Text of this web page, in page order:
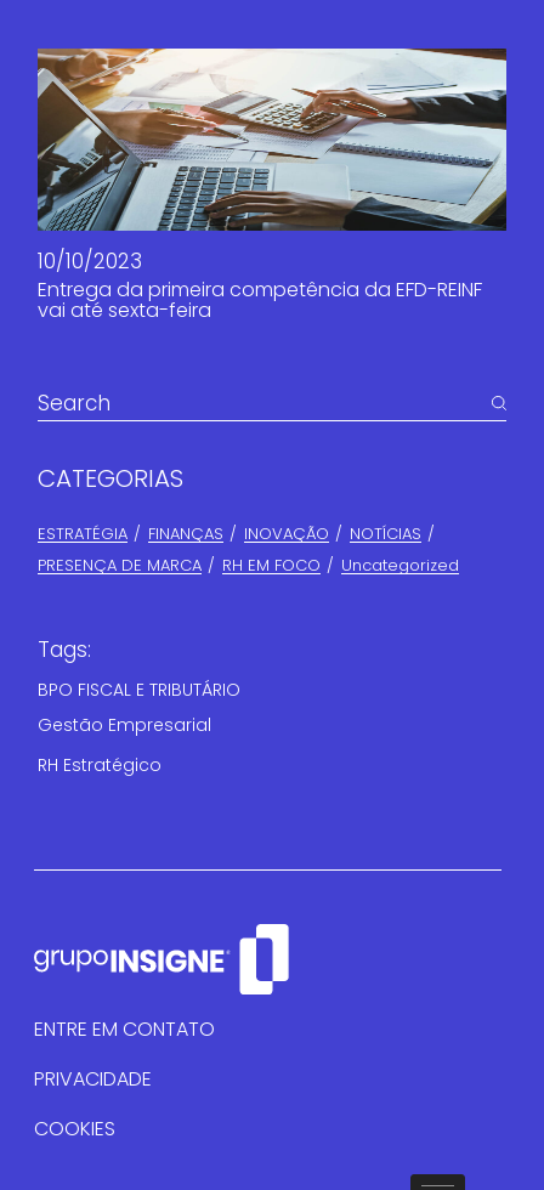
10/10/2023
Entrega da primeira competência da EFD-REINF
vai até sexta-feira
CATEGORIAS
ESTRATÉGIA FINANÇAS​ INOVAÇÃO
NOTÍCIAS
PRESENÇA DE MARCA
RH EM FOCO Uncategorized
Tags:
BPO FISCAL E TRIBUTÁRIO
Gestão Empresarial
RH Estratégico
ENTRE EM CONTATO
PRIVACIDADE
COOKIES